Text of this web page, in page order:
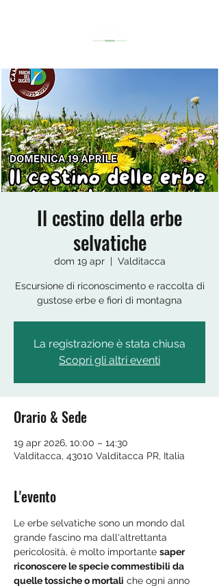
Il cestino della erbe
selvatiche
dom 19 apr
  |
Valditacca
Escursione di riconoscimento e raccolta di
gustose erbe e fiori di montagna
La registrazione è stata chiusa
Scopri gli altri eventi
Orario & Sede
19 apr 2026, 10:00 – 14:30
Valditacca, 43010 Valditacca PR, Italia
L'evento
Le erbe selvatiche sono un mondo dal
grande fascino ma dall'altrettanta
pericolosità, è molto importante saper
riconoscere le specie commestibili da
quelle tossiche o mortali che ogni anno